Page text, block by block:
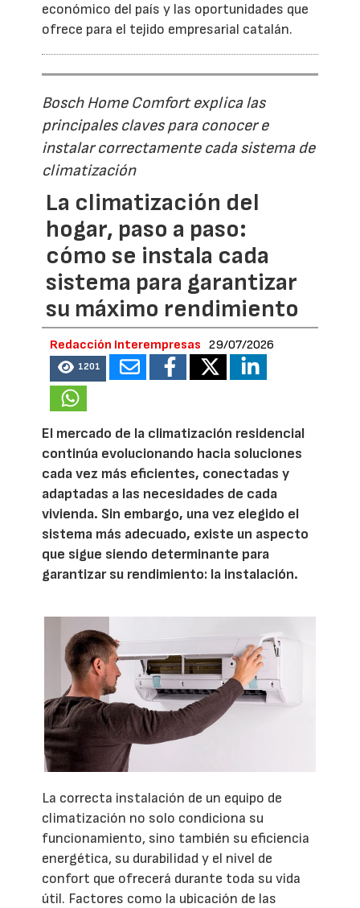
económico del país y las oportunidades que
ofrece para el tejido empresarial catalán.
Bosch Home Comfort explica las
principales claves para conocer e
instalar correctamente cada sistema de
climatización
La climatización del
hogar, paso a paso:
cómo se instala cada
sistema para garantizar
su máximo rendimiento
Redacción Interempresas 29/07/2026
1201
El mercado de la climatización residencial
continúa evolucionando hacia soluciones
cada vez más eficientes, conectadas y
adaptadas a las necesidades de cada
vivienda. Sin embargo, una vez elegido el
sistema más adecuado, existe un aspecto
que sigue siendo determinante para
garantizar su rendimiento: la instalación.
La correcta instalación de un equipo de
climatización no solo condiciona su
funcionamiento, sino también su eficiencia
energética, su durabilidad y el nivel de
confort que ofrecerá durante toda su vida
útil. Factores como la ubicación de las